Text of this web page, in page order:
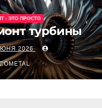
- ЭТО ПРОСТО
турбины
2026